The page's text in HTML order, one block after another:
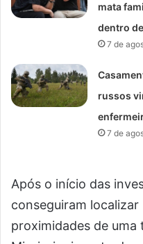
mata
dentro
7 de
russos
7 de
Após o início das
conseguiram
proximidades de uma